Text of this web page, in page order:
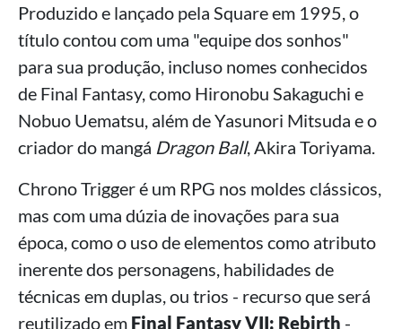
Produzido e lançado pela Square em 1995, o
título contou com uma "equipe dos sonhos"
para sua produção, incluso nomes conhecidos
de Final Fantasy, como Hironobu Sakaguchi e
Nobuo Uematsu, além de Yasunori Mitsuda e o
criador do mangá Dragon Ball, Akira Toriyama.
Chrono Trigger é um RPG nos moldes clássicos,
mas com uma dúzia de inovações para sua
época, como o uso de elementos como atributo
inerente dos personagens, habilidades de
técnicas em duplas, ou trios - recurso que será
reutilizado em Final Fantasy VII: Rebirth -